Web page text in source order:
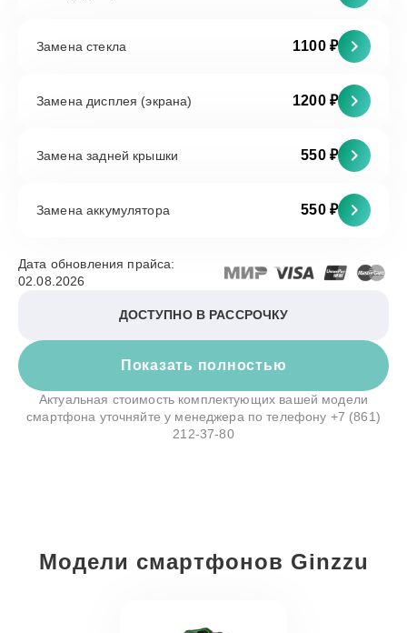
Замена стекла 1100 ₽
Замена дисплея (экрана) 1200 ₽
Замена задней крышки 550 ₽
Замена аккумулятора 550 ₽
Показать полностью
Дата обновления прайса:
02.08.2026
ДОСТУПНО В РАССРОЧКУ
Актуальная стоимость комплектующих вашей модели
смартфона уточняйте у менеджера по телефону +7 (861)
212-37-80
Модели смартфонов Ginzzu